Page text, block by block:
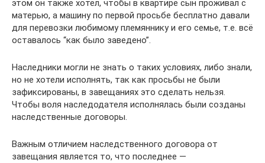
этом он также хотел, чтобы в квартире сын проживал с
матерью, а машину по первой просьбе бесплатно давали
для перевозки любимому племяннику и его семье, т.е. всё
оставалось “как было заведено”.
Наследники могли не знать о таких условиях, либо знали,
но не хотели исполнять, так как просьбы не были
зафиксированы, в завещаниях это сделать нельзя.
Чтобы воля наследодателя исполнялась были созданы
наследственные договоры.
Важным отличием наследственного договора от
завещания является то, что последнее —